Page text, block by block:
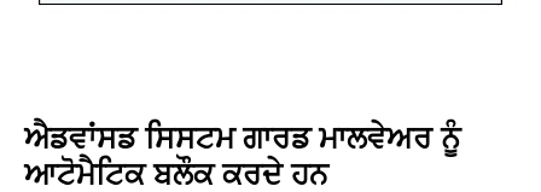
ਐਡਵਾਂਸਡ ਸਿਸਟਮ ਗਾਰਡ ਮਾਲਵੇਅਰ ਨੂੰ
ਆਟੋਮੈਟਿਕ ਬਲੌਕ ਕਰਦੇ ਹਨ